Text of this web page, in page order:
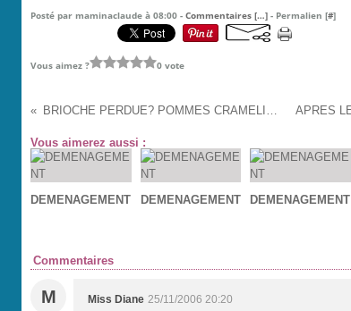
Posté par maminaclaude à 08:00 - Commentaires […] - Permalien [#]
Vous aimez ? 0 vote
BRIOCHE PERDUE? POMMES CRAMELISEES ET MARRONS GLACES
Vous aimerez aussi :
DEMENAGEMENT DEMENAGEMENT DEMENAGEMENT
Commentaires
M Miss Diane 25/11/2006 20:20